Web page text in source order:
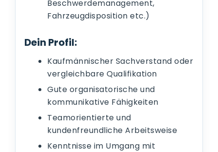
Beschwerdemanagement,
Fahrzeugdisposition etc.)
Dein Profil:
Kaufmännischer Sachverstand oder
vergleichbare Qualifikation
Gute organisatorische und
kommunikative Fähigkeiten
Teamorientierte und
kundenfreundliche Arbeitsweise
Kenntnisse im Umgang mit